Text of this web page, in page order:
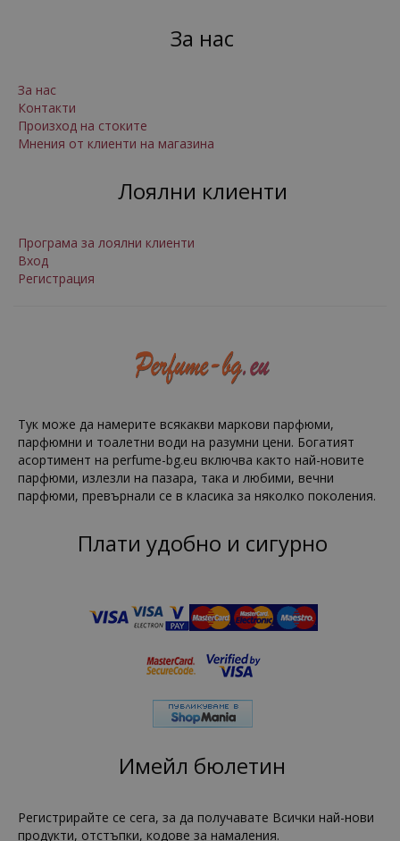
За нас
За нас
Контакти
Произход на стоките
Мнения от клиенти на магазина
Лоялни клиенти
Програма за лоялни клиенти
Вход
Регистрация
Тук може да намерите всякакви маркови парфюми,
парфюмни и тоалетни води на разумни цени. Богатият
асортимент на perfume-bg.eu включва както най-новите
парфюми, излезли на пазара, така и любими, вечни
парфюми, превърнали се в класика за няколко поколения.
Плати удобно и сигурно
Имейл бюлетин
Регистрирайте се сега, за да получавате Всички най-нови
продукти, отстъпки, кодове за намаления.